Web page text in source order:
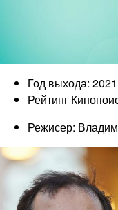
Год выхода: 2021
Рейтинг
Режисер: